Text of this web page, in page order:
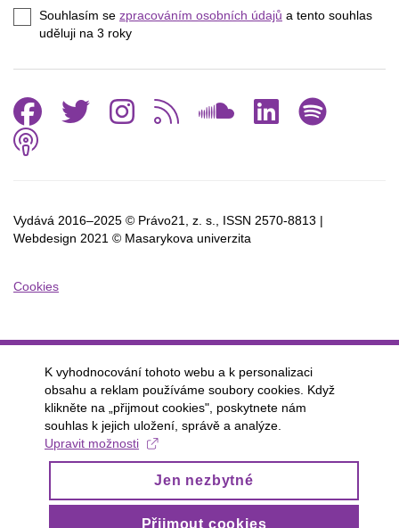
e-
mail
Souhlasím se zpracováním osobních údajů a tento souhlas
uděluji na 3 roky
Vydává 2016–2025 © Právo21, z. s., ISSN 2570-8813 |
Webdesign 2021 © Masarykova univerzita
Cookies
Facebook
Twitter
Instagram
RSS
Podcast
K vyhodnocování tohoto webu a k personalizaci
obsahu a reklam používáme soubory cookies. Když
klikněte na „přijmout cookies", poskytnete nám
souhlas k jejich uložení, správě a analýze.
Upravit možnosti
Jen nezbytné
Přijmout cookies